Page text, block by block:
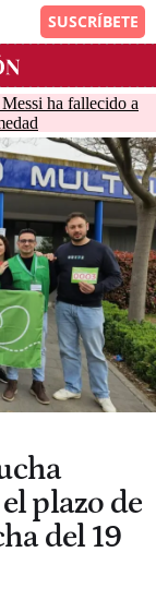
ha fallecido a
plazo de
del 19